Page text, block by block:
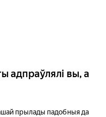
адпраўлялі вы, а
прылады падобныя да